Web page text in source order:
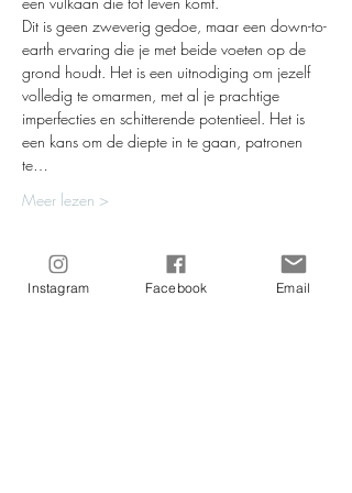
Dit is geen zweverig gedoe, maar een down-to-
earth ervaring die je met beide voeten op de
grond houdt. Het is een uitnodiging om jezelf
volledig te omarmen, met al je prachtige
imperfecties en schitterende potentieel. Het is
een kans om de diepte in te gaan, patronen
te…
Meer lezen >
Tickets
Instagram Facebook Email